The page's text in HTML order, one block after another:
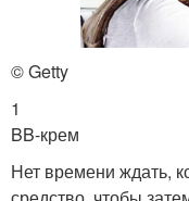
© Getty
1
BB-крем
Нет времени ждать,